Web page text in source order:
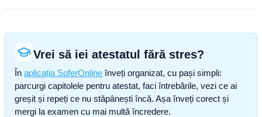
Vrei să iei atestatul fără stres?
În aplicația SoferOnline înveți organizat, cu pași simpli:
parcurgi capitolele pentru atestat, faci întrebările, vezi ce ai
greșit și repeți ce nu stăpânești încă. Așa înveți corect și
mergi la examen cu mai multă încredere.